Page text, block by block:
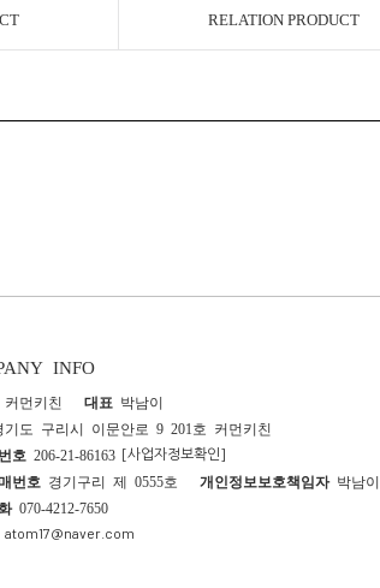
RELATION PRODUCT
INFO
커먼키친 대표 박남이
기도 구리시 이문안로 9 201호 커먼키친
호 206-21-86163 [사업자정보확인]
번호 경기구리 제 0555호 개인정보보호책임자박남이
070-4212-7650
atom17@naver.com